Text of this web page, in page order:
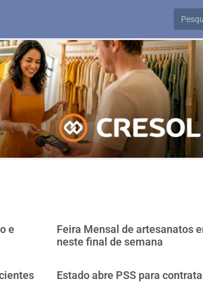
e
Feira Mensal de artesanatos
neste final de semana
Estado abre PSS para